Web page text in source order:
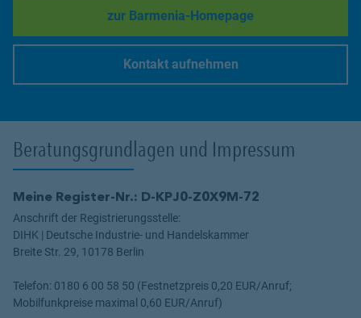
zur Barmenia-Homepage
Link Opens in New Tab
Kontakt aufnehmen
Beratungsgrundlagen und Impressum
Meine Register-Nr.: D-KPJ0-Z0X9M-72
Anschrift der Registrierungsstelle:
DIHK | Deutsche Industrie- und Handelskammer
Breite Str. 29, 10178 Berlin
Telefon: 0180 6 00 58 50 (Festnetzpreis 0,20 EUR/Anruf;
Mobilfunkpreise maximal 0,60 EUR/Anruf)